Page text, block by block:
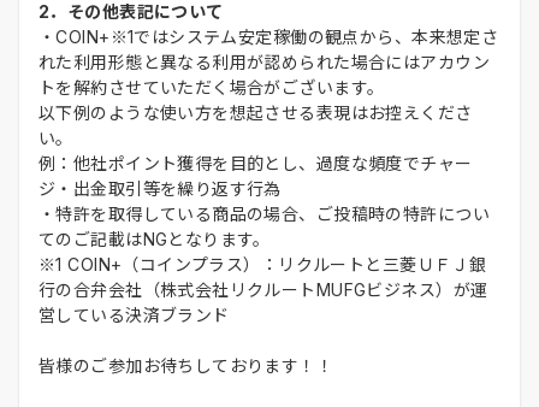
2．その他表記について
・COIN+※1ではシステム安定稼働の観点から、本来想定さ
れた利用形態と異なる利用が認められた場合にはアカウン
トを解約させていただく場合がございます。
以下例のような使い方を想起させる表現はお控えくださ
い。
例：他社ポイント獲得を目的とし、過度な頻度でチャー
ジ・出金取引等を繰り返す行為
・特許を取得している商品の場合、ご投稿時の特許につい
てのご記載はNGとなります。
※1 COIN+（コインプラス）：リクルートと三菱ＵＦＪ銀
行の合弁会社（株式会社リクルートMUFGビジネス）が運
営している決済ブランド
皆様のご参加お待ちしております！！